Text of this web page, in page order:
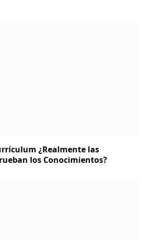
¿Realmente las
los Conocimientos?